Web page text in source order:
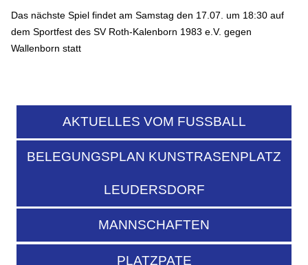
Das nächste Spiel findet am Samstag den 17.07. um 18:30 auf
dem Sportfest des SV Roth-Kalenborn 1983 e.V. gegen
Wallenborn statt
AKTUELLES VOM FUSSBALL
BELEGUNGSPLAN KUNSTRASENPLATZ
LEUDERSDORF
MANNSCHAFTEN
PLATZPATE